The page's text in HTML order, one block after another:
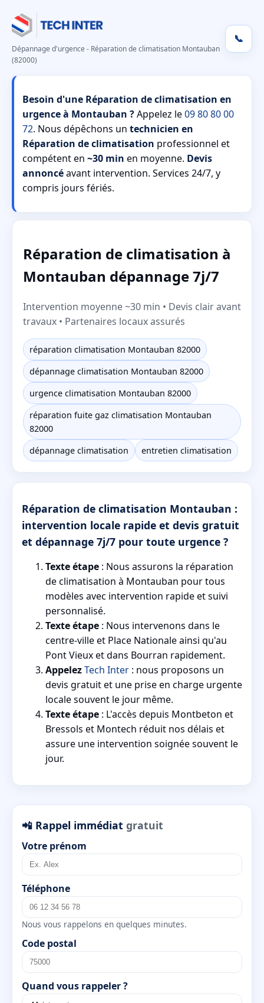
Dépannage d'urgence - Réparation de climatisation Montauban
(82000)
📞
Besoin d'une Réparation de climatisation en
urgence à Montauban ?Appelez le09 80 80 00
72. Nous dépêchons un technicien en
Réparation de climatisation professionnel et
compétent en ~30 min en moyenne. Devis
annoncéavant intervention. Services 24/7, y
compris jours fériés.
Réparation de climatisation à
Montauban dépannage 7j/7
Intervention moyenne ~30 min • Devis clair avant
travaux • Partenaires locaux assurés
réparation climatisation Montauban 82000
dépannage climatisation Montauban 82000
urgence climatisation Montauban 82000
réparation fuite gaz climatisation Montauban
82000
dépannage climatisation
entretien climatisation
Réparation de climatisation Montauban :
intervention locale rapide et devis gratuit
et dépannage 7j/7 pour toute urgence ?
Texte étape : Nous assurons la réparation
de climatisation à Montauban pour tous
modèles avec intervention rapide et suivi
personnalisé.
Texte étape : Nous intervenons dans le
centre-ville et Place Nationale ainsi qu'au
Pont Vieux et dans Bourran rapidement.
AppelezTech Inter : nous proposons un
devis gratuit et une prise en charge urgente
locale souvent le jour même.
Texte étape : L'accès depuis Montbeton et
Bressols et Montech réduit nos délais et
assure une intervention soignée souvent le
jour.
📲 Rappel immédiat gratuit
Votre prénom
Téléphone
Nous vous rappelons en quelques minutes.
Code postal
Quand vous rappeler ?